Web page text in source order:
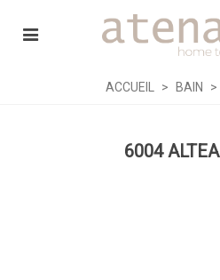
ACCUEIL > BAIN >
6004 ALTEA